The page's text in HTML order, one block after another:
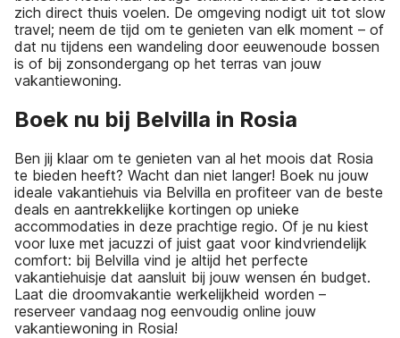
zich direct thuis voelen. De omgeving nodigt uit tot slow
travel; neem de tijd om te genieten van elk moment – of
dat nu tijdens een wandeling door eeuwenoude bossen
is of bij zonsondergang op het terras van jouw
vakantiewoning.
Boek nu bij Belvilla in Rosia
Ben jij klaar om te genieten van al het moois dat Rosia
te bieden heeft? Wacht dan niet langer! Boek nu jouw
ideale vakantiehuis via Belvilla en profiteer van de beste
deals en aantrekkelijke kortingen op unieke
accommodaties in deze prachtige regio. Of je nu kiest
voor luxe met jacuzzi of juist gaat voor kindvriendelijk
comfort: bij Belvilla vind je altijd het perfecte
vakantiehuisje dat aansluit bij jouw wensen én budget.
Laat die droomvakantie werkelijkheid worden –
reserveer vandaag nog eenvoudig online jouw
vakantiewoning in Rosia!